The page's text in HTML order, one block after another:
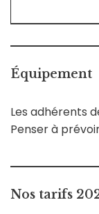
Équipement
Les adhérents
Penser à
Nos tarifs